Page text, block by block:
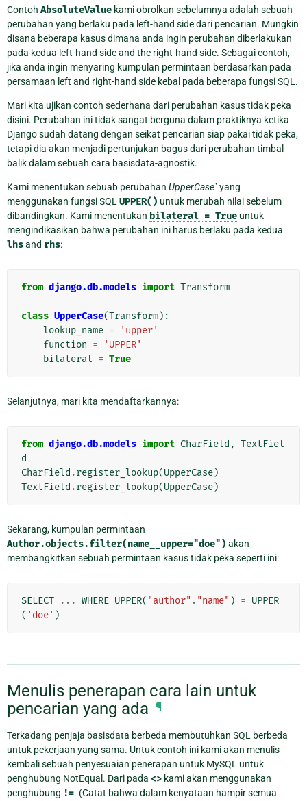
Contoh AbsoluteValue kami obrolkan sebelumnya adalah sebuah
perubahan yang berlaku pada left-hand side dari pencarian. Mungkin
disana beberapa kasus dimana anda ingin perubahan diberlakukan
pada kedua left-hand side and the right-hand side. Sebagai contoh,
jika anda ingin menyaring kumpulan permintaan berdasarkan pada
persamaan left and right-hand side kebal pada beberapa fungsi SQL.
Mari kita ujikan contoh sederhana dari perubahan kasus tidak peka
disini. Perubahan ini tidak sangat berguna dalam praktiknya ketika
Django sudah datang dengan seikat pencarian siap pakai tidak peka,
tetapi dia akan menjadi pertunjukan bagus dari perubahan timbal
balik dalam sebuah cara basisdata-agnostik.
Kami menentukan sebuab perubahan UpperCase`yang
menggunakan fungsi SQLUPPER() untuk merubah nilai sebelum
dibandingkan. Kami menentukan bilateral = True untuk
mengindikasikan bahwa perubahan ini harus berlaku pada kedua
lhsand rhs:
from django.db.models import Transform
class UpperCase(Transform):
lookup_name =
'upper'
function =
'UPPER'
bilateral = True
Selanjutnya, mari kita mendaftarkannya:
from django.db.models import CharField , TextFiel
d
CharField .register_lookup(UpperCase)
TextField .register_lookup(UpperCase)
Sekarang, kumpulan permintaan
Author.objects.filter(name__upper="doe") akan
membangkitkan sebuah permintaan kasus tidak peka seperti ini:
SELECT ... WHERE UPPER( "author" . "name" ) = UPPER
( 'doe' )
Menulis penerapan cara lain untuk
pencarian yang ada ¶
Terkadang penjaja basisdata berbeda membutuhkan SQL berbeda
untuk pekerjaan yang sama. Untuk contoh ini kami akan menulis
kembali sebuah penyesuaian penerapan untuk MySQL untuk
penghubung NotEqual. Dari pada <> kami akan menggunakan
penghubung !=. (Catat bahwa dalam kenyataan hampir semua